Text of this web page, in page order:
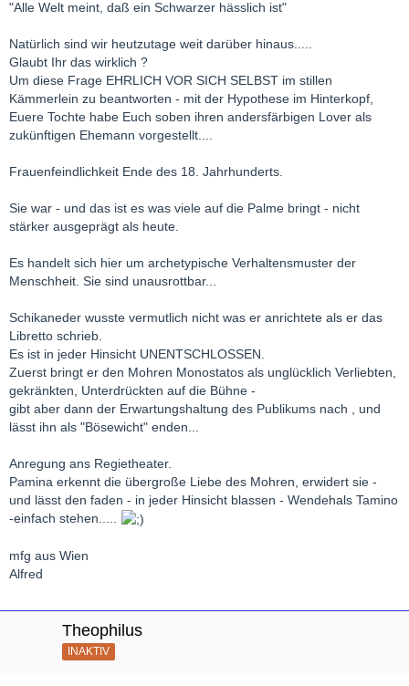
"Alle Welt meint, daß ein Schwarzer hässlich ist"
Natürlich sind wir heutzutage weit darüber hinaus.....
Glaubt Ihr das wirklich ?
Um diese Frage EHRLICH VOR SICH SELBST im stillen
Kämmerlein zu beantworten - mit der Hypothese im Hinterkopf,
Euere Tochte habe Euch soben ihren andersfärbigen Lover als
zukünftigen Ehemann vorgestellt....
Frauenfeindlichkeit Ende des 18. Jahrhunderts.
Sie war - und das ist es was viele auf die Palme bringt - nicht
stärker ausgeprägt als heute.
Es handelt sich hier um archetypische Verhaltensmuster der
Menschheit. Sie sind unausrottbar...
Schikaneder wusste vermutlich nicht was er anrichtete als er das
Libretto schrieb.
Es ist in jeder Hinsicht UNENTSCHLOSSEN.
Zuerst bringt er den Mohren Monostatos als unglücklich Verliebten,
gekränkten, Unterdrückten auf die Bühne -
gibt aber dann der Erwartungshaltung des Publikums nach , und
lässt ihn als "Bösewicht" enden...
Anregung ans Regietheater.
Pamina erkennt die übergroße Liebe des Mohren, erwidert sie -
und lässt den faden - in jeder Hinsicht blassen - Wendehals Tamino
-einfach stehen.....
mfg aus Wien
Alfred
Theophilus
INAKTIV